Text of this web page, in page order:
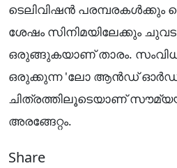
ടെലിവിഷൻ
ശേഷം സിനിമയിലേക്കും
ഒരുങ്ങുകയാണ് താരം.
ഒരുക്കുന്ന 'ലോ ആൻഡ്
ചിത്രത്തിലൂടെയാണ്
അരങ്ങേറ്റം.
Share